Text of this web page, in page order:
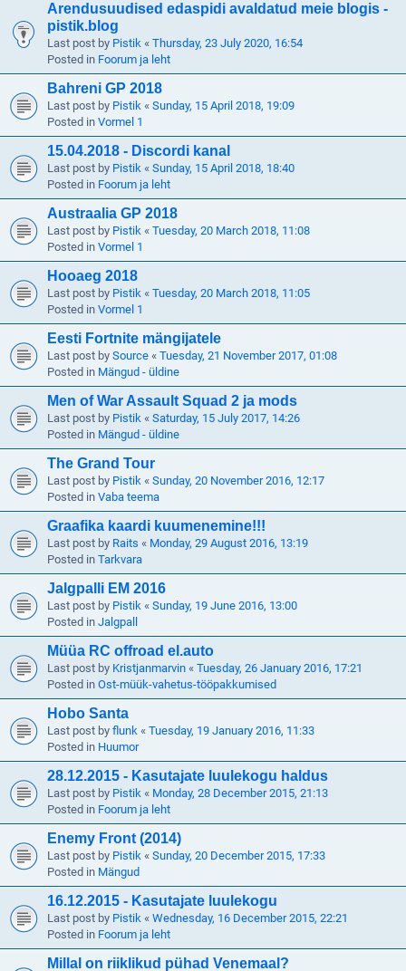
Arendusuudised edaspidi avaldatud meie blogis -
pistik.blog
Last post by Pistik « Thursday, 23 July 2020, 16:54
Posted in Foorum ja leht
Bahreni GP 2018
Last post by Pistik « Sunday, 15 April 2018, 19:09
Posted in Vormel 1
15.04.2018 - Discordi kanal
Last post by Pistik « Sunday, 15 April 2018, 18:40
Posted in Foorum ja leht
Austraalia GP 2018
Last post by Pistik « Tuesday, 20 March 2018, 11:08
Posted in Vormel 1
Hooaeg 2018
Last post by Pistik « Tuesday, 20 March 2018, 11:05
Posted in Vormel 1
Eesti Fortnite mängijatele
Last post by Source « Tuesday, 21 November 2017, 01:08
Posted in Mängud - üldine
Men of War Assault Squad 2 ja mods
Last post by Pistik « Saturday, 15 July 2017, 14:26
Posted in Mängud - üldine
The Grand Tour
Last post by Pistik « Sunday, 20 November 2016, 12:17
Posted in Vaba teema
Graafika kaardi kuumenemine!!!
Last post by Raits « Monday, 29 August 2016, 13:19
Posted in Tarkvara
Jalgpalli EM 2016
Last post by Pistik « Sunday, 19 June 2016, 13:00
Posted in Jalgpall
Müüa RC offroad el.auto
Last post by Kristjanmarvin « Tuesday, 26 January 2016, 17:21
Posted in Ost-müük-vahetus-tööpakkumised
Hobo Santa
Last post by flunk « Tuesday, 19 January 2016, 11:33
Posted in Huumor
28.12.2015 - Kasutajate luulekogu haldus
Last post by Pistik « Monday, 28 December 2015, 21:13
Posted in Foorum ja leht
Enemy Front (2014)
Last post by Pistik « Sunday, 20 December 2015, 17:33
Posted in Mängud
16.12.2015 - Kasutajate luulekogu
Last post by Pistik « Wednesday, 16 December 2015, 22:21
Posted in Foorum ja leht
Millal on riiklikud pühad Venemaal?